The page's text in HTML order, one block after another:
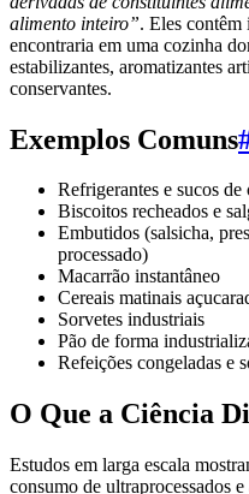
alimento inteiro”. Eles contêm
encontraria em uma cozinha
estabilizantes, aromatizantes
conservantes.
Exemplos Comuns
Refrigerantes e sucos de
Biscoitos recheados e
Embutidos (salsicha,
processado)
Macarrão instantâneo
Cereais matinais
Sorvetes industriais
Pão de forma
Refeições congeladas e
O Que a Ciência
Estudos em larga escala
consumo de ultraprocessados